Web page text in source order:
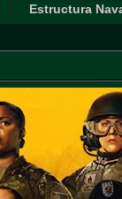
Estructura